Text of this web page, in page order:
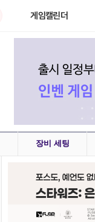
게임캘린더
장비 세팅